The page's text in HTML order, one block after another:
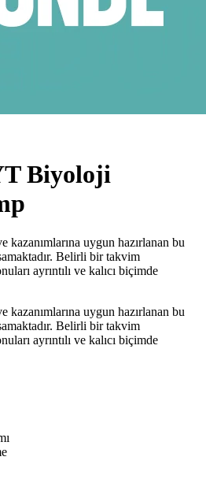
Biyoloji
uygun hazırlanan bu
Belirli bir takvim
ayrıntılı ve kalıcı biçimde
uygun hazırlanan bu
Belirli bir takvim
ayrıntılı ve kalıcı biçimde